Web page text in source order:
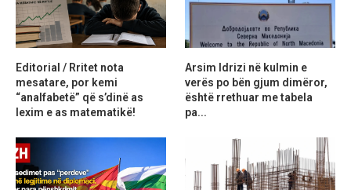
Editorial / Rritet nota
mesatare, por kemi
“analfabetë” që s’dinë as
lexim e as matematikë!
Arsim Idrizi në kulmin e
verës po bën gjum dimëror,
është rrethuar me tabela
pa...